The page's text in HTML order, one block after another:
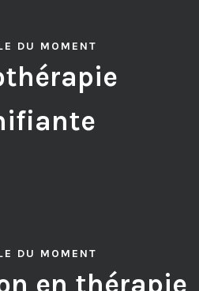
DU MOMENT
DU MOMENT